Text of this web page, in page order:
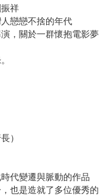
祥
戀戀不捨的年代
，關於一群懷抱電影夢
）
代變遷與脈動的作品
也是造就了多位優秀的